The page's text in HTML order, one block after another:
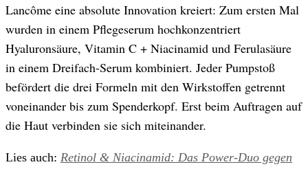
Lancôme eine absolute Innovation kreiert: Zum ersten Mal
wurden in einem Pflegeserum hochkonzentriert
Hyaluronsäure, Vitamin C + Niacinamid und Ferulasäure
in einem Dreifach-Serum kombiniert. Jeder Pumpstoß
befördert die drei Formeln mit den Wirkstoffen getrennt
voneinander bis zum Spenderkopf. Erst beim Auftragen auf
die Haut verbinden sie sich miteinander.
Lies auch: Retinol & Niacinamid: Das Power-Duo gegen